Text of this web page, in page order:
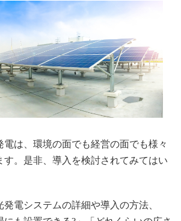
電は、環境の面でも経営の面でも様々
す。是非、導入を検討されてみてはい
電システムの詳細や導入の方法、